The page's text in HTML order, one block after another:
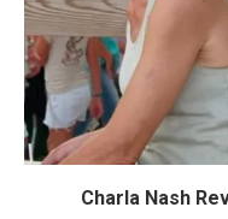
Charla Nash